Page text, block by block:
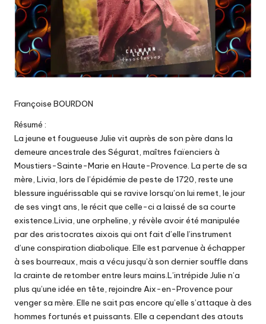
Françoise BOURDON
Résumé :
La jeune et fougueuse Julie vit auprès de son père dans la
demeure ancestrale des Ségurat, maîtres faïenciers à
Moustiers-Sainte-Marie en Haute-Provence. La perte de sa
mère, Livia, lors de l’épidémie de peste de 1720, reste une
blessure inguérissable qui se ravive lorsqu’on lui remet, le jour
de ses vingt ans, le récit que celle-ci a laissé de sa courte
existence.Livia, une orpheline, y révèle avoir été manipulée
par des aristocrates aixois qui ont fait d’elle l’instrument
d’une conspiration diabolique. Elle est parvenue à échapper
à ses bourreaux, mais a vécu jusqu’à son dernier souffle dans
la crainte de retomber entre leurs mains.L’intrépide Julie n’a
plus qu’une idée en tête, rejoindre Aix-en-Provence pour
venger sa mère. Elle ne sait pas encore qu’elle s’attaque à des
hommes fortunés et puissants. Elle a cependant des atouts